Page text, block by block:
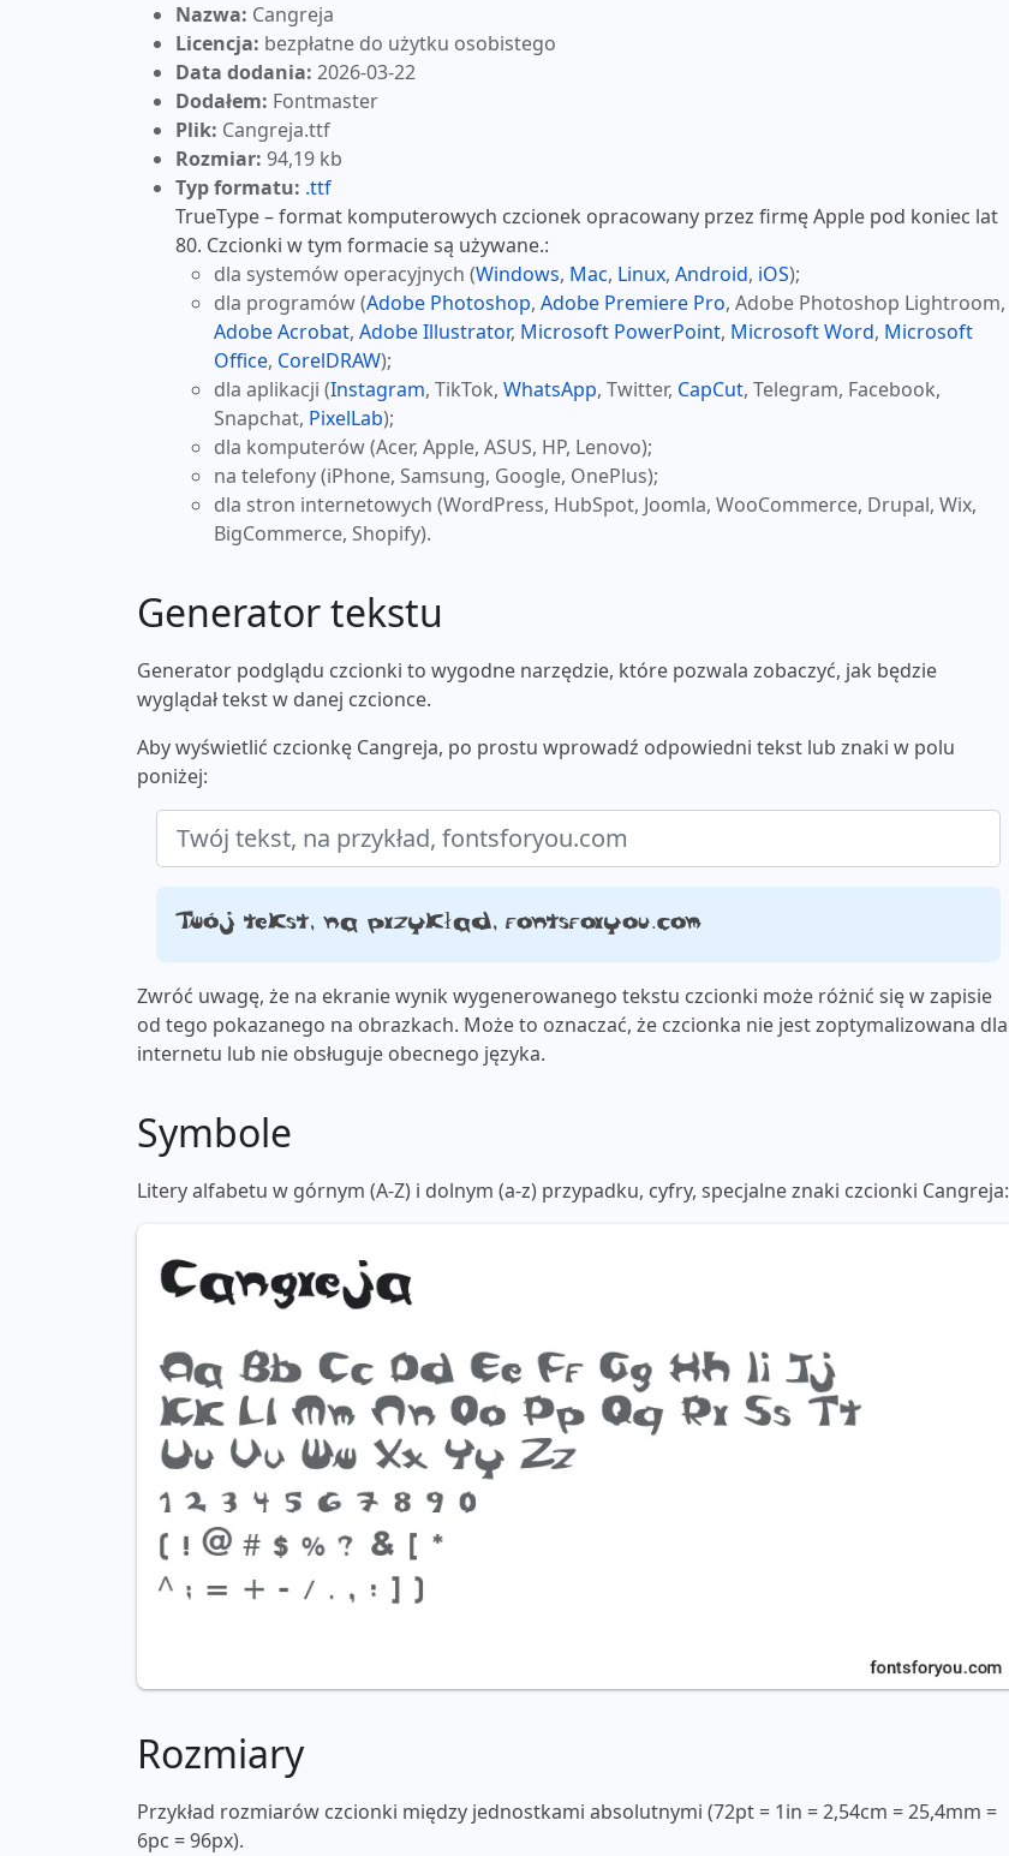
Nazwa: Cangreja
Licencja: bezpłatne do użytku osobistego
Data dodania: 2026-03-22
Dodałem: Fontmaster
Plik: Cangreja.ttf
Rozmiar: 94,19 kb
Typ formatu: .ttf
TrueType – format komputerowych czcionek opracowany przez firmę Apple pod koniec lat
80. Czcionki w tym formacie są używane.:
dla systemów operacyjnych (Windows, Mac, Linux, Android, iOS);
dla programów (Adobe Photoshop, Adobe Premiere Pro, Adobe Photoshop Lightroom,
Adobe Acrobat, Adobe Illustrator, Microsoft PowerPoint, Microsoft Word, Microsoft
Office, CorelDRAW);
dla aplikacji (Instagram, TikTok, WhatsApp, Twitter, CapCut, Telegram, Facebook,
Snapchat, PixelLab);
dla komputerów (Acer, Apple, ASUS, HP, Lenovo);
na telefony (iPhone, Samsung, Google, OnePlus);
dla stron internetowych (WordPress, HubSpot, Joomla, WooCommerce, Drupal, Wix,
BigCommerce, Shopify).
Generator tekstu
Generator podglądu czcionki to wygodne narzędzie, które pozwala zobaczyć, jak będzie
wyglądał tekst w danej czcionce.
Aby wyświetlić czcionkę Cangreja, po prostu wprowadź odpowiedni tekst lub znaki w polu
poniżej:
Twój tekst, na przykład, fontsforyou.com
Zwróć uwagę, że na ekranie wynik wygenerowanego tekstu czcionki może różnić się w zapisie
od tego pokazanego na obrazkach. Może to oznaczać, że czcionka nie jest zoptymalizowana dla
internetu lub nie obsługuje obecnego języka.
Symbole
Litery alfabetu w górnym (A-Z) i dolnym (a-z) przypadku, cyfry, specjalne znaki czcionki Cangreja:
Rozmiary
Przykład rozmiarów czcionki między jednostkami absolutnymi (72pt = 1in = 2,54cm = 25,4mm =
6pc = 96px).